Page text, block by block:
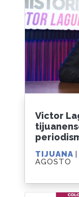
Victor
TIJUANA |
AGOSTO